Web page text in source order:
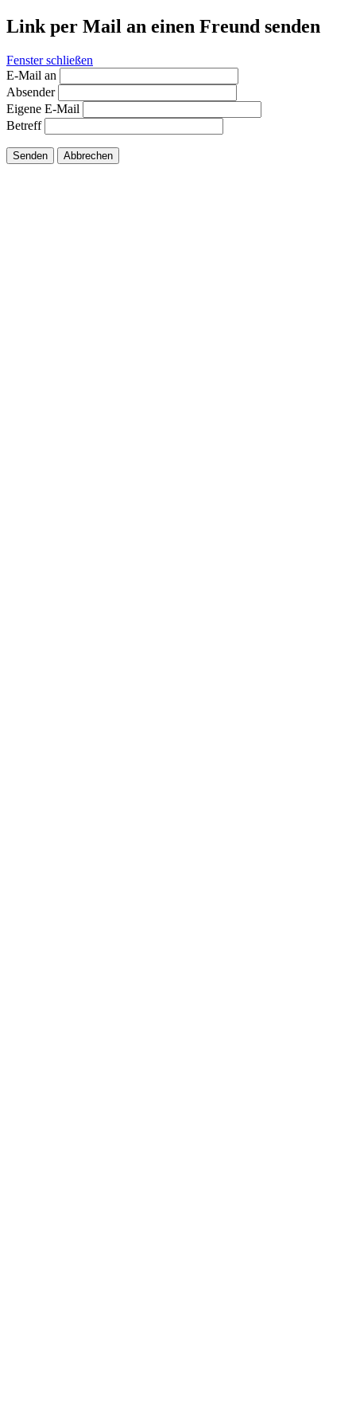
Link per Mail an einen Freund senden
Fenster schließen
E-Mail an
Absender
Eigene E-Mail
Betreff
Senden Abbrechen